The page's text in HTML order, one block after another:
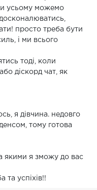
можемо
просто треба бути
і ми всього
тоді, коли
діскорд чат, як
я дівчина. недовго
тому готова
якими я зможу до вас
та успіхів!!